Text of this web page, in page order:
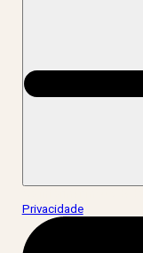
Privacidade.